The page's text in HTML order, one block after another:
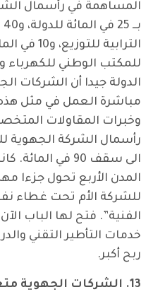
المساهمة في رأسمال
للمكتب الوطني للكهرباء
الدولة جيدا أن الشركات
مباشرة العمل في مثل
وخبرات المقاولات
رأسمال الشركة
الى سقف 90 في
المدن الأربع تحول جزءا
للشركة الأم تحت غطاء
الفنية”. فتح لها الباب
خدمات التأطير التقني
ربح أكبر.
13. الشركات الجهوية